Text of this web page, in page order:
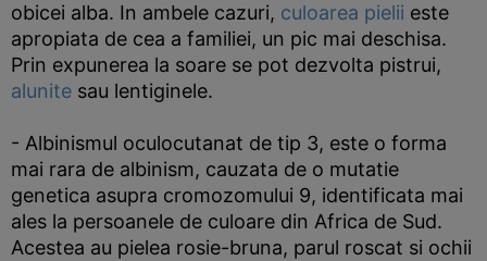
obicei alba. In ambele cazuri, culoarea pielii este
apropiata de cea a familiei, un pic mai deschisa.
Prin expunerea la soare se pot dezvolta pistrui,
alunite sau lentiginele.
- Albinismul oculocutanat de tip 3, este o forma
mai rara de albinism, cauzata de o mutatie
genetica asupra cromozomului 9, identificata mai
ales la persoanele de culoare din Africa de Sud.
Acestea au pielea rosie-bruna, parul roscat si ochii